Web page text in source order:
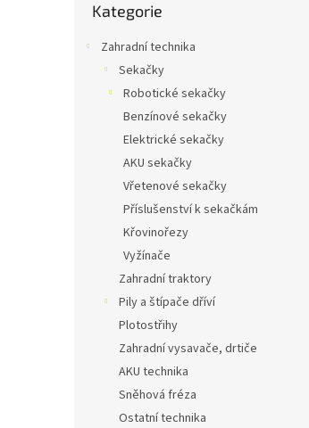
kategorie
Kategorie
Zahradní technika
Sekačky
Robotické sekačky
Benzínové sekačky
Elektrické sekačky
AKU sekačky
Vřetenové sekačky
Příslušenství k sekačkám
Křovinořezy
Vyžínače
Zahradní traktory
Pily a štípače dříví
Plotostřihy
Zahradní vysavače, drtiče
AKU technika
Sněhová fréza
Ostatní technika